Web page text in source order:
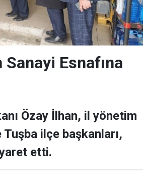
Esnafına
Özay İlhan, il yönetim
ilçe başkanları,
etti.